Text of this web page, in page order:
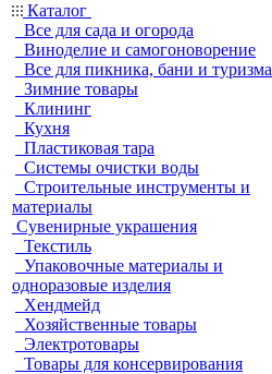
Каталог
Все для сада и огорода
Виноделие и самогоноворение
Все для пикника, бани и туризма
Зимние товары
Клининг
Кухня
Пластиковая тара
Системы очистки воды
Строительные инструменты и
материалы
Сувенирные украшения
Текстиль
Упаковочные материалы и
одноразовые изделия
Хендмейд
Хозяйственные товары
Электротовары
Товары для консервирования